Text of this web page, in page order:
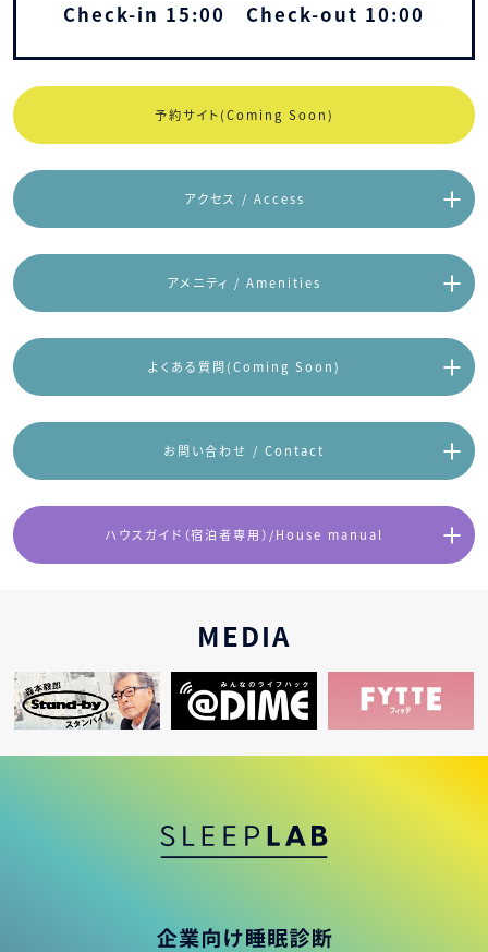
Check-in 15:00 Check-out 10:00
予約サイト(Coming Soon)
アクセス / Access
アメニティ / Amenities
よくある質問(Coming Soon)
お問い合わせ / Contact
ハウスガイド（宿泊者専用）/House manual
MEDIA